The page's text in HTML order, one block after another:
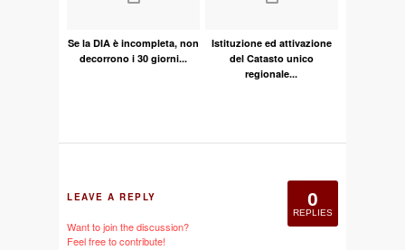
Se la DIA è incompleta, non
decorrono i 30 giorni...
Istituzione ed attivazione
del Catasto unico
regionale...
0
REPLIES
LEAVE A REPLY
Want to join the discussion?
Feel free to contribute!